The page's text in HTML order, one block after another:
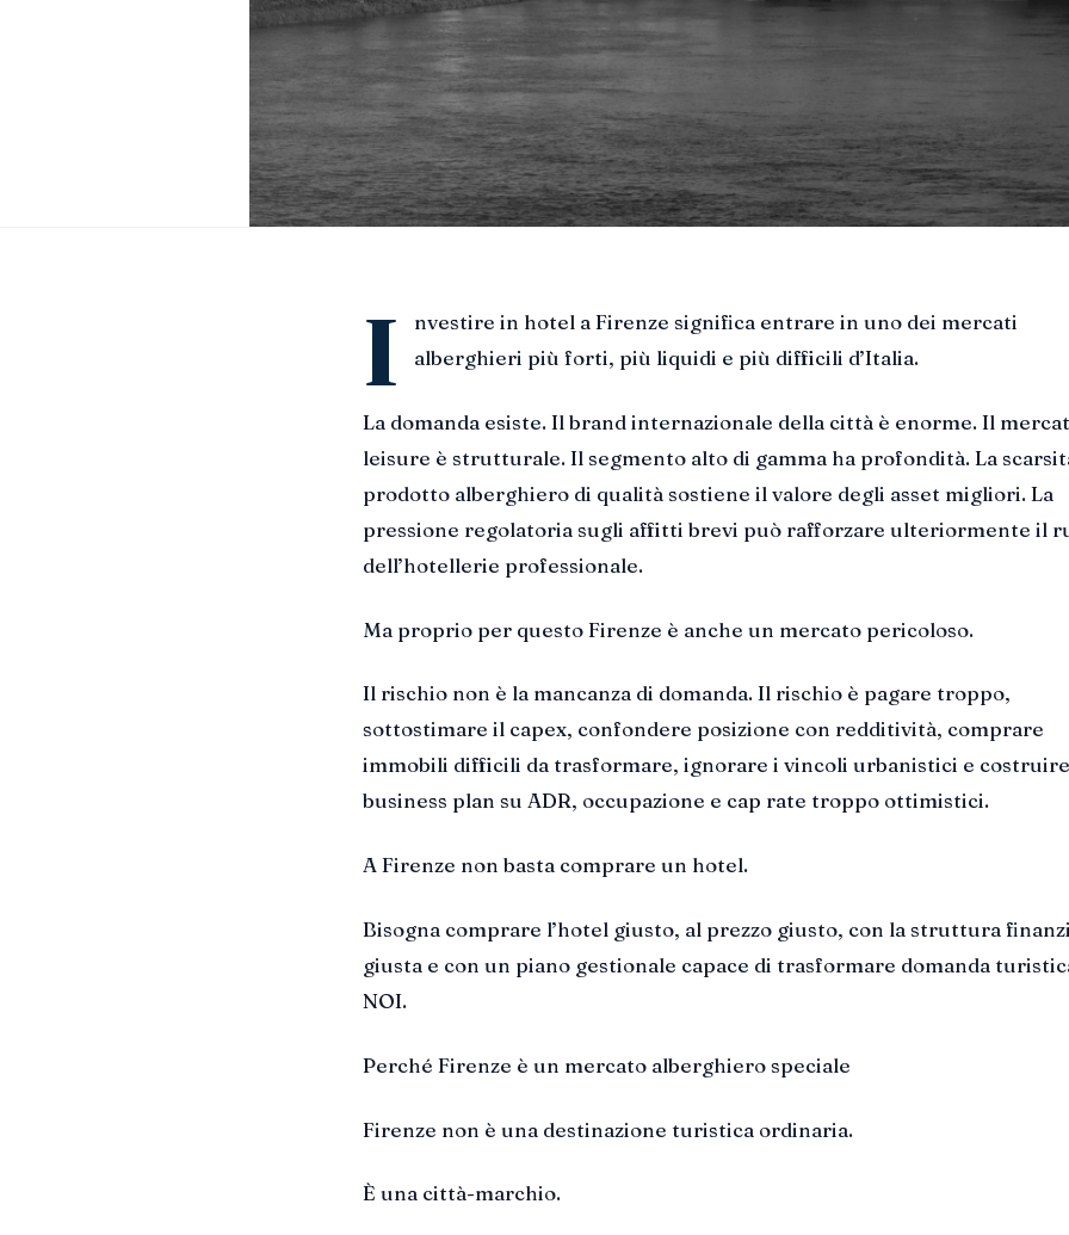
I
nvestire in hotel a Firenze significa entrare in uno dei mercati
alberghieri più forti, più liquidi e più difficili d’Italia.
La domanda esiste. Il brand internazionale della città è enorme. Il
leisure è strutturale. Il segmento alto di gamma ha profondità. La
prodotto alberghiero di qualità sostiene il valore degli asset migliori. La
pressione regolatoria sugli affitti brevi può rafforzare ulteriormente il
dell’hotellerie professionale.
Ma proprio per questo Firenze è anche un mercato pericoloso.
Il rischio non è la mancanza di domanda. Il rischio è pagare troppo,
sottostimare il capex, confondere posizione con redditività, comprare
immobili difficili da trasformare, ignorare i vincoli urbanistici e costruire
business plan su ADR, occupazione e cap rate troppo ottimistici.
A Firenze non basta comprare un hotel.
Bisogna comprare l’hotel giusto, al prezzo giusto, con la struttura
giusta e con un piano gestionale capace di trasformare domanda
NOI.
Perché Firenze è un mercato alberghiero speciale
Firenze non è una destinazione turistica ordinaria.
È una città-marchio.